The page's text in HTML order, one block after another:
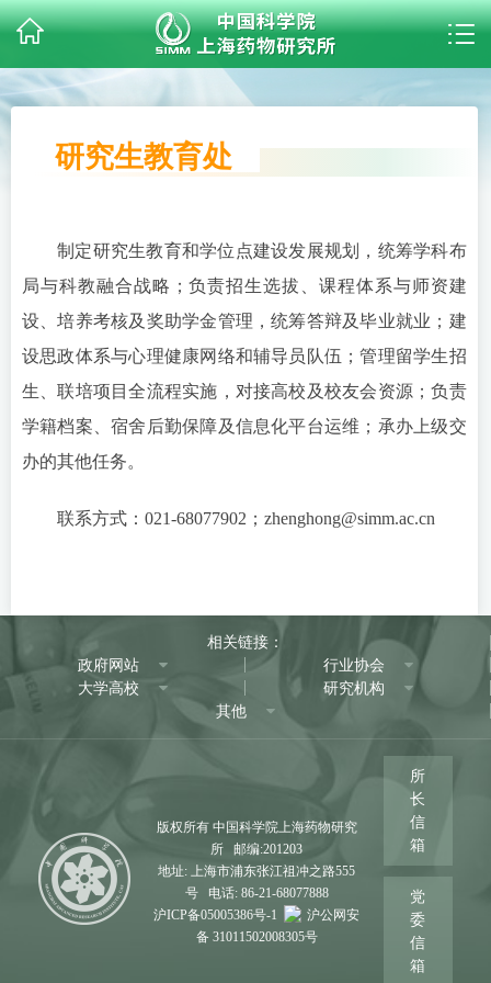
研究生教育处
制定研究生教育和学位点建设发展规划，统筹学科布
局与科教融合战略；负责招生选拔、课程体系与师资建
设、培养考核及奖助学金管理，统筹答辩及毕业就业；建
设思政体系与心理健康网络和辅导员队伍；管理留学生招
生、联培项目全流程实施，对接高校及校友会资源；负责
学籍档案、宿舍后勤保障及信息化平台运维；承办上级交
办的其他任务。
联系方式：021-68077902；zhenghong@simm.ac.cn
相关链接：
政府网站
行业协会
大学高校
研究机构
其他
版权所有 中国科学院上海药物研究
所 邮编:201203
地址: 上海市浦东张江祖冲之路555
号 电话: 86-21-68077888
沪ICP备05005386号-1
沪公网安
备 31011502008305号
所
长
信
箱
党
委
信
箱